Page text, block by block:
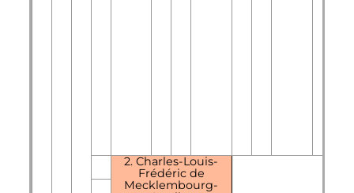
2. Charles-Louis-
Frédéric de
Mecklembourg-